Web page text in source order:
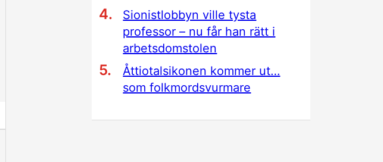
Sionistlobbyn ville tysta
professor – nu får han rätt i
arbetsdomstolen
Åttiotalsikonen kommer ut…
som folkmordsvurmare